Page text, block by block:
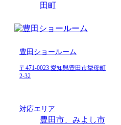
田町
豊田ショールーム
〒471-0023 愛知県豊田市挙母町
2-32
対応エリア
豊田市、みよし市